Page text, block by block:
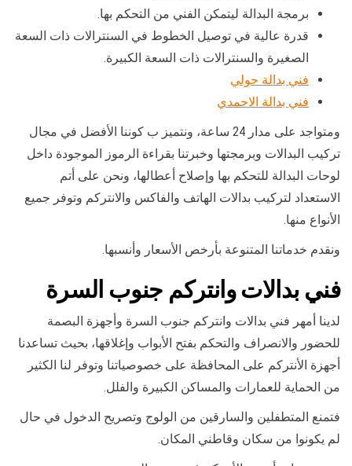
برمجة البدالة ليتمكن الفني من التحكم بها.
قدرة عالية في توصيل الخطوط في السنترالات ذات السعة
الصغيرة والسنترالات ذات السعة الكبيرة.
فني بدالة حولي
فني بدالة الاحمدي
ومتواجد على مدار 24 ساعة، ونتميز ب كوننا الأفضل في مجال
تركيب البدالات وبرمجتها وخبرتنا بقراءة الرموز الموجودة داخل
لوحات البدالة للتحكم بها وإصلاح أعطالها، ونحن على أتم
الاستعداد لتركيب بدالات الهاتف والفاكس والانتركم وتوفر جميع
الأنواع منها.
ونقدم خدماتنا المتنوعة بأرخص الأسعار وأنسبها.
فني بدالات وانتركم جنوب السرة
لدينا أمهر فني بدالات وانتركم جنوب السرة وأجهزة البصمة
للحضور والانصراف والتحكم بفتح الأبواب وإغلاقها، بحيث تساعدنا
أجهزة الأنتركم على المحافظة على خصوصياتنا وتوفر لنا الكثير
من الحماية للعمارات والمساكن الكبيرة والفلل.
فتمنع المتطفلين والسارقين من الولوج وتصريح الدخول في حال
لم يكونوا من سكان وقاطني المكان.